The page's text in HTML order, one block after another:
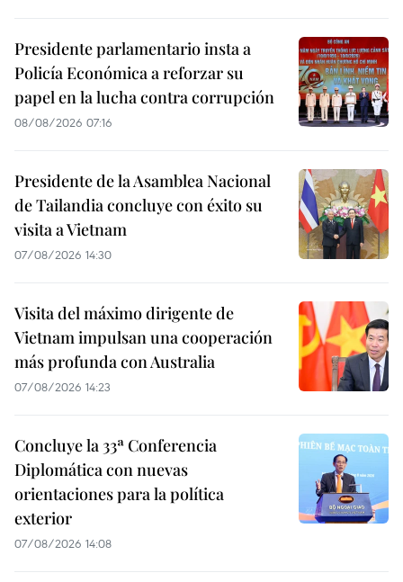
Presidente parlamentario insta a
Policía Económica a reforzar su
papel en la lucha contra corrupción
08/08/2026 07:16
Presidente de la Asamblea Nacional
de Tailandia concluye con éxito su
visita a Vietnam
07/08/2026 14:30
Visita del máximo dirigente de
Vietnam impulsan una cooperación
más profunda con Australia
07/08/2026 14:23
Concluye la 33ª Conferencia
Diplomática con nuevas
orientaciones para la política
exterior
07/08/2026 14:08